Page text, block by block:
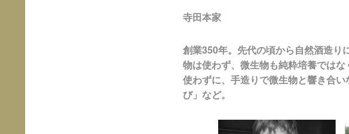
寺田本家
創業350年。先代の頃から自然酒造り
物は使わず、微生物も純粋培養では
使わずに、手造りで微生物と響き合
び」など。